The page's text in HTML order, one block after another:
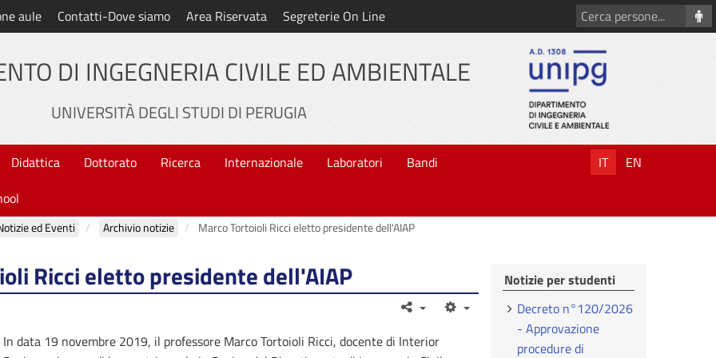
aule Contatti-Dove siamo Area Riservata Segreterie On Line
Cerca
persone
DI INGEGNERIA CIVILE ED AMBIENTALE
UNIVERSITÀ DEGLI STUDI DI PERUGIA
Didattica Dottorato Ricerca Internazionale Laboratori
Bandi
IT EN
ed Eventi Archivio notizie Marco Tortoioli Ricci eletto presidente dell'AIAP
Ricci eletto presidente dell'AIAP
In data 19 novembre 2019, il professore Marco Tortoioli Ricci, docente di Interior
Notizie per studenti
Decreto n°120/2026
- Approvazione
procedure di